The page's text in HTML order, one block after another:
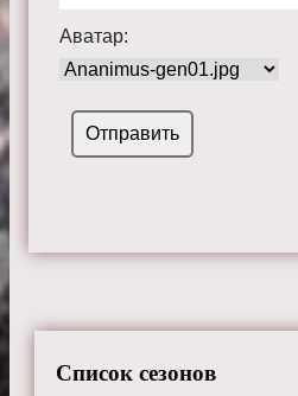
Аватар:
Список сезонов